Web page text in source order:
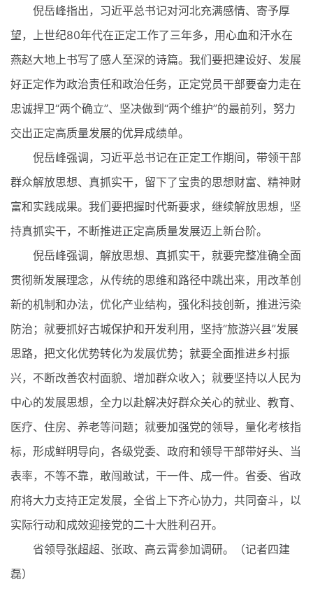
倪岳峰指出，习近平总书记对河北充满感情、寄予厚
望，上世纪80年代在正定工作了三年多，用心血和汗水在
燕赵大地上书写了感人至深的诗篇。我们要把建设好、发展
好正定作为政治责任和政治任务，正定党员干部要奋力走在
忠诚捍卫“两个确立”、坚决做到“两个维护”的最前列，努力
交出正定高质量发展的优异成绩单。
倪岳峰强调，习近平总书记在正定工作期间，带领干部
群众解放思想、真抓实干，留下了宝贵的思想财富、精神财
富和实践成果。我们要把握时代新要求，继续解放思想，坚
持真抓实干，不断推进正定高质量发展迈上新台阶。
倪岳峰强调，解放思想、真抓实干，就要完整准确全面
贯彻新发展理念，从传统的思维和路径中跳出来，用改革创
新的机制和办法，优化产业结构，强化科技创新，推进污染
防治；就要抓好古城保护和开发利用，坚持“旅游兴县”发展
思路，把文化优势转化为发展优势；就要全面推进乡村振
兴，不断改善农村面貌、增加群众收入；就要坚持以人民为
中心的发展思想，全力以赴解决好群众关心的就业、教育、
医疗、住房、养老等问题；就要加强党的领导，量化考核指
标，形成鲜明导向，各级党委、政府和领导干部带好头、当
表率，不等不靠，敢闯敢试，干一件、成一件。省委、省政
府将大力支持正定发展，全省上下齐心协力，共同奋斗，以
实际行动和成效迎接党的二十大胜利召开。
省领导张超超、张政、高云霄参加调研。（记者四建
磊）